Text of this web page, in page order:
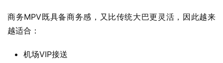
商务MPV既具备商务感，又比传统大巴更灵活，因此越来
越适合：
机场VIP接送